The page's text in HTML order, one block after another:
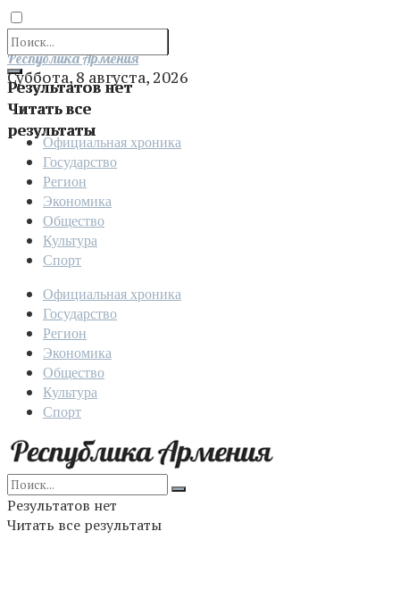
Результатов нет
Читать все
результаты
Отправить
Республика Армения
Суббота, 8 августа, 2026
Официальная хроника
Государство
Регион
Экономика
Общество
Культура
Спорт
Официальная хроника
Государство
Регион
Экономика
Общество
Культура
Спорт
Результатов нет
Читать все результаты